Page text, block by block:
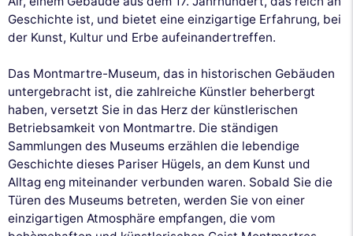
Geschichte ist, und bietet eine einzigartige Erfahrung, bei
der Kunst, Kultur und Erbe aufeinandertreffen.
Das Montmartre-Museum, das in historischen Gebäuden
untergebracht ist, die zahlreiche Künstler beherbergt
haben, versetzt Sie in das Herz der künstlerischen
Betriebsamkeit von Montmartre. Die ständigen
Sammlungen des Museums erzählen die lebendige
Geschichte dieses Pariser Hügels, an dem Kunst und
Alltag eng miteinander verbunden waren. Sobald Sie die
Türen des Museums betreten, werden Sie von einer
einzigartigen Atmosphäre empfangen, die vom